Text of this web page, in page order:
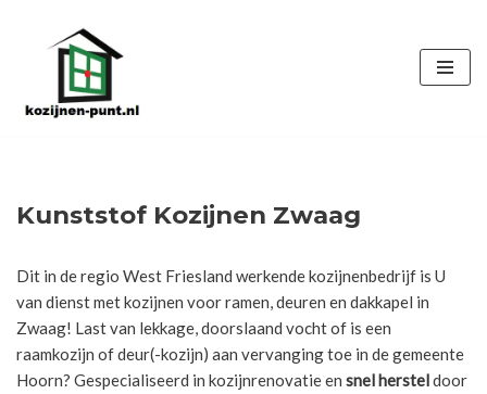
de
Kunststof Kozijnen Zwaag
Dit in de regio West Friesland werkende kozijnenbedrijf is U
van dienst met kozijnen voor ramen, deuren en dakkapel in
Zwaag! Last van lekkage, doorslaand vocht of is een
raamkozijn of deur(-kozijn) aan vervanging toe in de gemeente
Hoorn? Gespecialiseerd in kozijnrenovatie en snel hersteldoor